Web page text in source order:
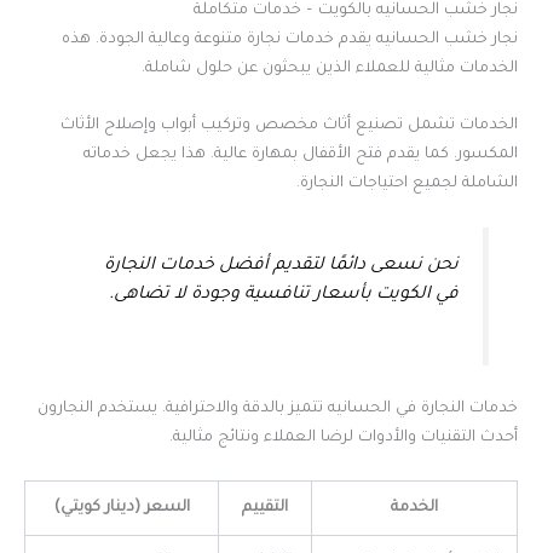
نجار خشب الحسانيه بالكويت – خدمات متكاملة
نجار خشب الحسانيه يقدم خدمات نجارة متنوعة وعالية الجودة. هذه
الخدمات مثالية للعملاء الذين يبحثون عن حلول شاملة.
الخدمات تشمل تصنيع أثاث مخصص وتركيب أبواب وإصلاح الأثاث
المكسور. كما يقدم فتح الأقفال بمهارة عالية. هذا يجعل خدماته
الشاملة لجميع احتياجات النجارة.
نحن نسعى دائمًا لتقديم أفضل خدمات النجارة
في الكويت بأسعار تنافسية وجودة لا تضاهى.
خدمات النجارة في الحسانيه تتميز بالدقة والاحترافية. يستخدم النجارون
أحدث التقنيات والأدوات لرضا العملاء ونتائج مثالية.
الخدمة التقييم السعر (دينار كويتي)